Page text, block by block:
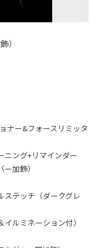
）
ナー&フォースリミッタ
ニング+リマインダー
加飾）
ステッチ（ダークグレ
ルミネーション付）